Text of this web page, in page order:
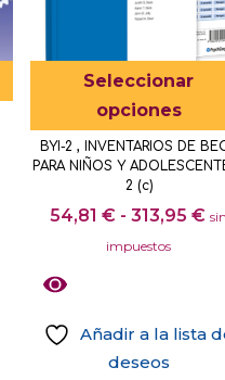
Seleccionar
opciones
BYI-2 , INVENTARIOS DE
PARA NIÑOS Y
2 (c)
54,81€ - 313,95€
impuestos
Añadir a la lista
deseos